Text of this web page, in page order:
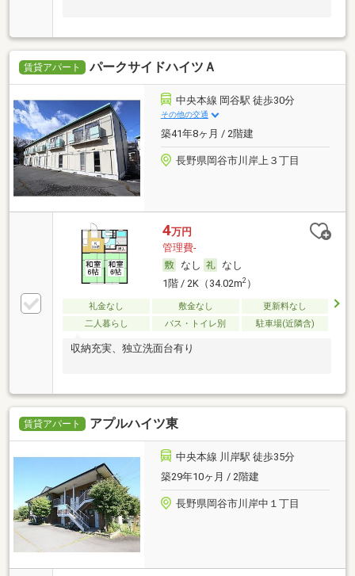
賃貸アパート パークサイドハイツＡ
中央本線 岡谷駅 徒歩30分
その他の交通
築41年8ヶ月 / 2階建
長野県岡谷市川岸上３丁目
4万円
管理費-
なし
なし
1階 / 2K（34.02m2）
礼金なし 敷金なし
更新料なし
二人暮らし
バス・トイレ別 駐車場(近隣含)
収納充実、独立洗面台有り
賃貸アパート アプルハイツ東
中央本線 川岸駅 徒歩35分
築29年10ヶ月 / 2階建
長野県岡谷市川岸中１丁目